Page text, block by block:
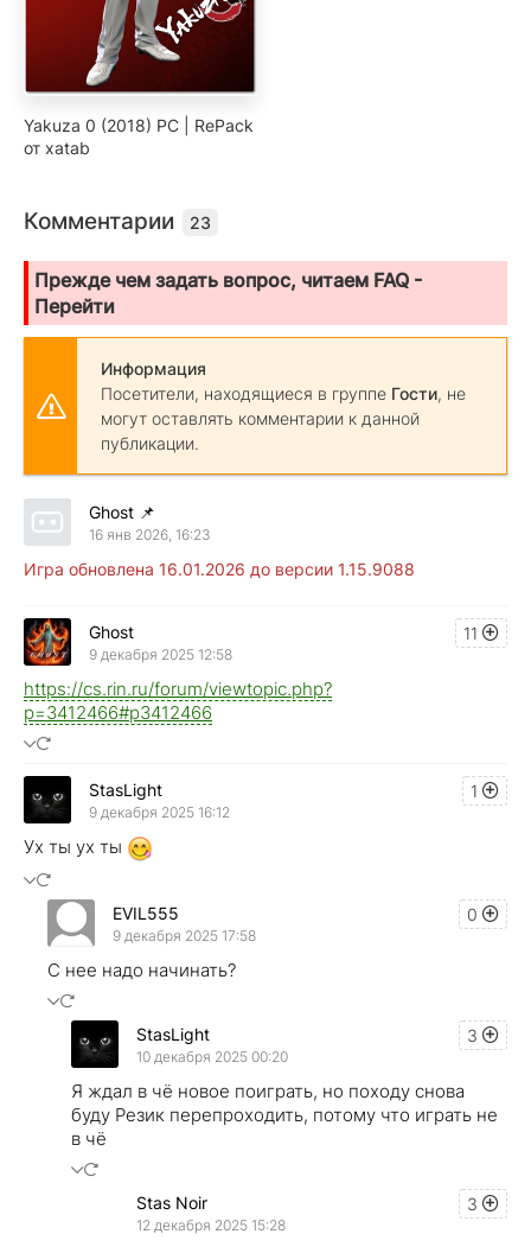
Yakuza 0 (2018) PC | RePack
от xatab
Комментарии 23
Прежде чем задать вопрос, читаем FAQ -
Перейти
Информация
Посетители, находящиеся в группе Гости, не
могут оставлять комментарии к данной
публикации.
Ghost 📌
16 янв 2026, 16:23
Игра обновлена 16.01.2026 до версии 1.15.9088
11
Ghost
9 декабря 2025 12:58
https://cs.rin.ru/forum/viewtopic.php?
p=3412466#p3412466
1
StasLight
9 декабря 2025 16:12
Ух ты ух ты
0
EVIL555
9 декабря 2025 17:58
С нее надо начинать?
3
StasLight
10 декабря 2025 00:20
Я ждал в чё новое поиграть, но походу снова
буду Резик перепроходить, потому что играть не
в чё
3
Stas Noir
12 декабря 2025 15:28